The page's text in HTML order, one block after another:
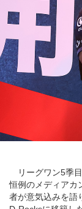
リーグワン5季目
恒例のメディアカ
者が意気込みを語